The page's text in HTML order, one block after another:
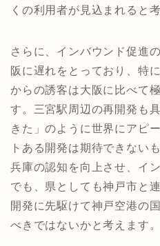
くの利用者が見込まれると考
さらに、インバウンド促進
阪に遅れをとっており、特
からの誘客は大阪に比べて
す。三宮駅周辺の再開発も
きた」のように世界にアピ
トある開発は期待できない
兵庫の認知を向上させ、イ
でも、県としても神戸市と
開発に先駆けて神戸空港の
べきではないかと考えます。